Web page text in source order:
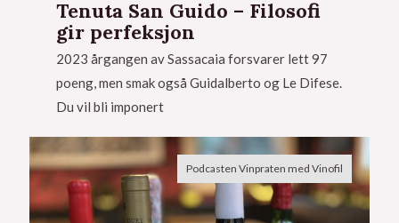
Tenuta San Guido – Filosofi
gir perfeksjon
2023 årgangen av Sassacaia forsvarer lett 97
poeng, men smak også Guidalberto og Le Difese.
Du vil bli imponert
Podcasten Vinpraten med Vinofil